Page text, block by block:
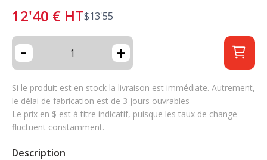
12'40 € HT$13'55
- +
Si le produit est en stock la livraison est immédiate. Autrement,
le délai de fabrication est de 3 jours ouvrables
Le prix en $ est à titre indicatif, puisque les taux de change
fluctuent constamment.
Description